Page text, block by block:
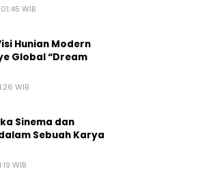
WIB
Hunian Modern
Global “Dream
WIB
Sinema dan
Sebuah Karya
WIB